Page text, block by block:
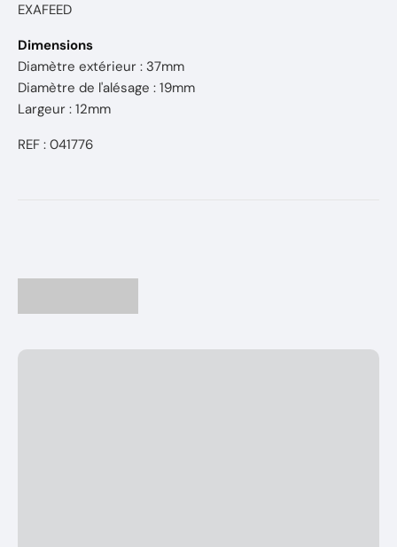
EXAFEED
Dimensions
Diamètre extérieur : 37mm
Diamètre de l'alésage : 19mm
Largeur : 12mm
REF : 041776